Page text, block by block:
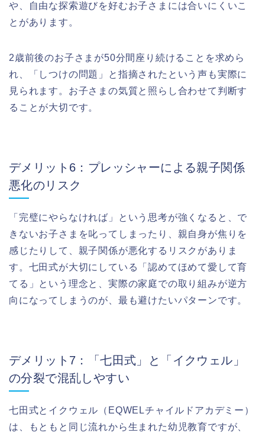
や、自由な探索遊びを好むお子さまには合いにくいこ
とがあります。
2歳前後のお子さまが50分間座り続けることを求めら
れ、「しつけの問題」と指摘されたという声も実際に
見られます。お子さまの気質と照らし合わせて判断す
ることが大切です。
デメリット6：プレッシャーによる親子関係
悪化のリスク
「完璧にやらなければ」という思考が強くなると、で
きないお子さまを叱ってしまったり、親自身が焦りを
感じたりして、親子関係が悪化するリスクがありま
す。七田式が大切にしている「認めてほめて愛して育
てる」という理念と、実際の家庭での取り組みが逆方
向になってしまうのが、最も避けたいパターンです。
デメリット7：「七田式」と「イクウェル」
の分裂で混乱しやすい
七田式とイクウェル（EQWELチャイルドアカデミー）
は、もともと同じ流れから生まれた幼児教育ですが、